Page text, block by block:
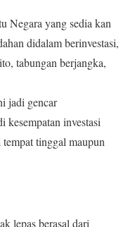
Negara yang sedia kan
didalam berinvestasi,
tabungan berjangka,
jadi gencar
kesempatan investasi
tinggal maupun
lepas berasal dari